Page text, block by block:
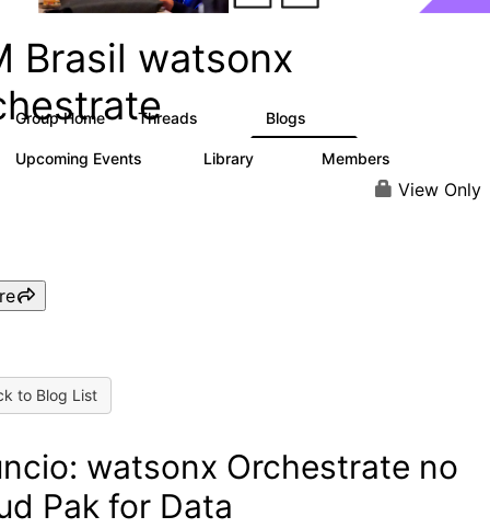
Brasil watsonx
Group Home Threads Blogs
Upcoming Events Library Members
View Only
to Blog List
watsonx Orchestrate no
Pak for Data